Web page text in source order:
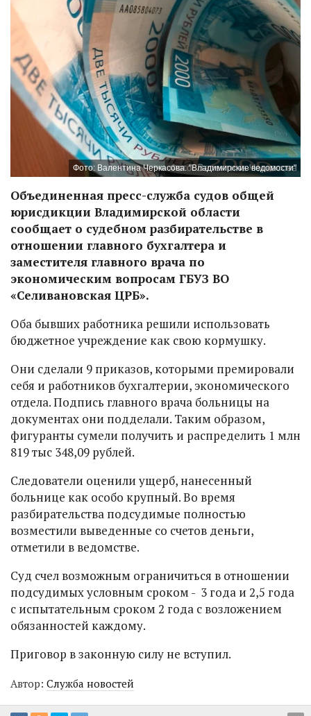
Фото: Валентина Черкасова. "Владимирские ведомости"
Объединенная пресс-служба судов общей
юрисдикции Владимирской области
сообщает о судебном разбирательстве в
отношении главного бухгалтера и
заместителя главного врача по
экономическим вопросам ГБУЗ ВО
«Селивановская ЦРБ».
Оба бывших работника решили использовать
бюджетное учреждение как свою кормушку.
Они сделали 9 приказов, которыми премировали
себя и работников бухгалтерии, экономического
отдела. Подпись главного врача больницы на
документах они подделали. Таким образом,
фигуранты сумели получить и распределить 1 млн
819 тыс 348,09 рублей.
Следователи оценили ущерб, нанесенный
больнице как особо крупный. Во время
разбирательства подсудимые полностью
возместили выведенные со счетов деньги,
отметили в ведомстве.
Суд счел возможным ограничиться в отношении
подсудимых условным сроком - 3 года и 2,5 года
с испытательным сроком 2 года с возложением
обязанностей каждому.
Приговор в законную силу не вступил.
Автор: Служба новостей